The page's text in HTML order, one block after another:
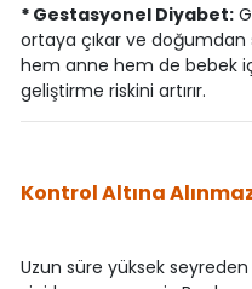
* Gestasyonel Diyabet:
ortaya çıkar ve doğumdan
hem anne hem de bebek
geliştirme riskini artırır.
Kontrol Altına
Uzun süre yüksek